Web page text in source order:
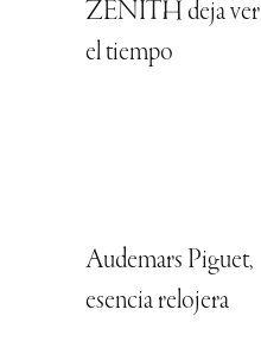
ZENITH deja ver
el tiempo
Audemars Piguet,
esencia relojera